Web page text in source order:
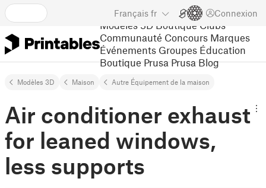
Français fr Connexion
Modèles 3D Boutique Clubs
Communauté Concours Marques
Événements Groupes Éducation
Boutique Prusa Prusa Blog
Modèles 3D Maison Autre Équipement de la maison
Air conditioner exhaust
for leaned windows,
less supports